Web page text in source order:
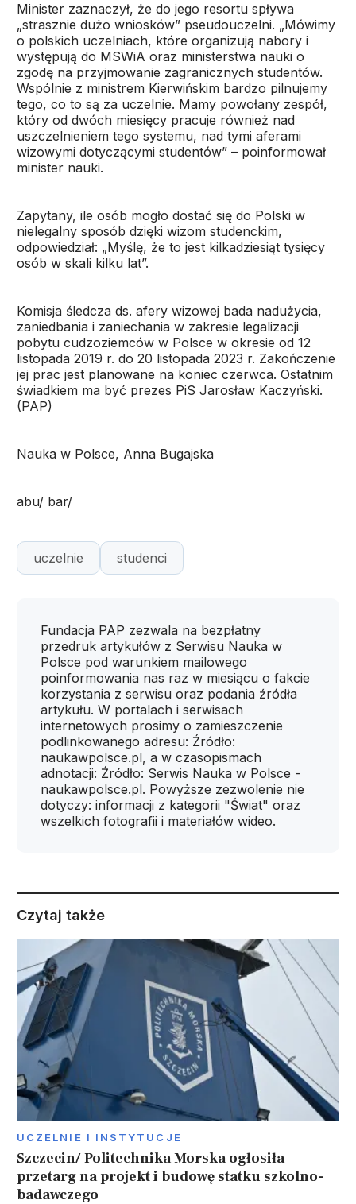
Minister zaznaczył, że do jego resortu spływa
„strasznie dużo wniosków” pseudouczelni. „Mówimy
o polskich uczelniach, które organizują nabory i
występują do MSWiA oraz ministerstwa nauki o
zgodę na przyjmowanie zagranicznych studentów.
Wspólnie z ministrem Kierwińskim bardzo pilnujemy
tego, co to są za uczelnie. Mamy powołany zespół,
który od dwóch miesięcy pracuje również nad
uszczelnieniem tego systemu, nad tymi aferami
wizowymi dotyczącymi studentów” – poinformował
minister nauki.
Zapytany, ile osób mogło dostać się do Polski w
nielegalny sposób dzięki wizom studenckim,
odpowiedział: „Myślę, że to jest kilkadziesiąt tysięcy
osób w skali kilku lat”.
Komisja śledcza ds. afery wizowej bada nadużycia,
zaniedbania i zaniechania w zakresie legalizacji
pobytu cudzoziemców w Polsce w okresie od 12
listopada 2019 r. do 20 listopada 2023 r. Zakończenie
jej prac jest planowane na koniec czerwca. Ostatnim
świadkiem ma być prezes PiS Jarosław Kaczyński.
(PAP)
Nauka w Polsce, Anna Bugajska
abu/ ­bar/
uczelnie studenci
Fundacja PAP zezwala na bezpłatny
przedruk artykułów z Serwisu Nauka w
Polsce pod warunkiem mailowego
poinformowania nas raz w miesiącu o fakcie
korzystania z serwisu oraz podania źródła
artykułu. W portalach i serwisach
internetowych prosimy o zamieszczenie
podlinkowanego adresu: Źródło:
naukawpolsce.pl, a w czasopismach
adnotacji: Źródło: Serwis Nauka w Polsce -
naukawpolsce.pl. Powyższe zezwolenie nie
dotyczy: informacji z kategorii "Świat" oraz
wszelkich fotografii i materiałów wideo.
Czytaj także
UCZELNIE I INSTYTUCJE
Szczecin/ Politechnika Morska ogłosiła
przetarg na projekt i budowę statku szkolno-
badawczego